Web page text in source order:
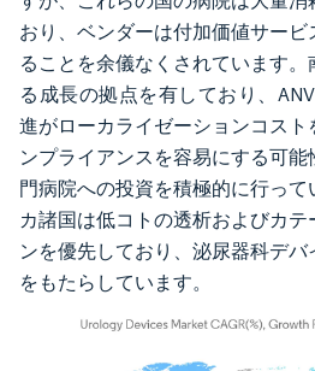
おり、ベンダーは付加価値サー
ることを余儀なくされています
る成長の拠点を有しており、
進がローカライゼーションコスト
ンプライアンスを容易にする可
門病院への投資を積極的に行って
カ諸国は低コトの透析およびカ
ンを優先しており、泌尿器科デ
をもたらしています。